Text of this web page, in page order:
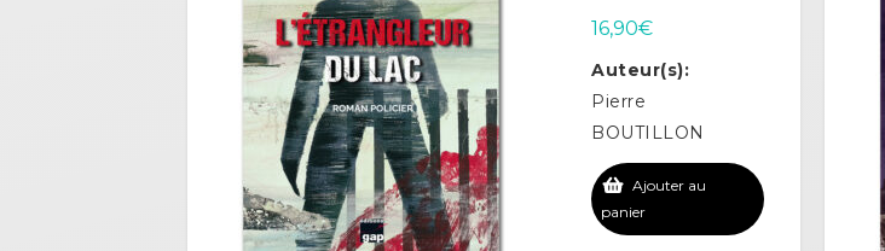
16,90€
Auteur(s):
Pierre
BOUTILLON
Ajouter au
panier